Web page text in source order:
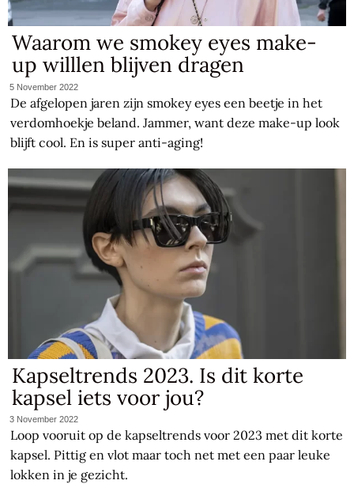
Waarom we smokey eyes make-
up willlen blijven dragen
5 November 2022
De afgelopen jaren zijn smokey eyes een beetje in het
verdomhoekje beland. Jammer, want deze make-up look
blijft cool. En is super anti-aging!
Kapseltrends 2023. Is dit korte
kapsel iets voor jou?
3 November 2022
Loop vooruit op de kapseltrends voor 2023 met dit korte
kapsel. Pittig en vlot maar toch net met een paar leuke
lokken in je gezicht.